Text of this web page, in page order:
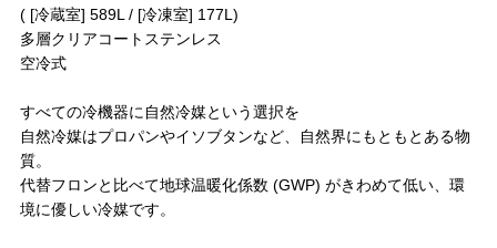
( [冷蔵室] 589L / [冷凍室] 177L)
多層クリアコートステンレス
空冷式
すべての冷機器に自然冷媒という選択を
自然冷媒はプロパンやイソブタンなど、自然界にもともとある物
質。
代替フロンと比べて地球温暖化係数 (GWP) がきわめて低い、環
境に優しい冷媒です。